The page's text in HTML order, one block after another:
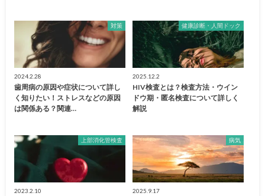
対策
2024.2.28
歯周病の原因や症状について詳し
く知りたい！ストレスなどの原因
は関係ある？関連…
健康診断・人間ドック
2025.12.2
HIV検査とは？検査方法・ウイン
ドウ期・匿名検査について詳しく
解説
上部消化管検査
2023.2.10
病気
2025.9.17